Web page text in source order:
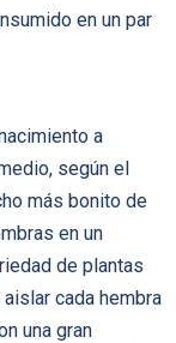
en un par
a
según el
más bonito de
en un
de plantas
cada hembra
una gran